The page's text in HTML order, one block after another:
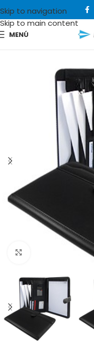
Skip to navigation
Skip to main content
MENÚ
Clic para ampliar